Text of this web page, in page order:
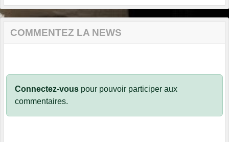
COMMENTEZ LA NEWS
Connectez-vous pour pouvoir participer aux
commentaires.